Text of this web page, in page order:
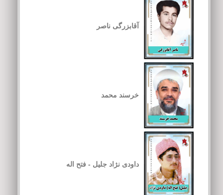
آقابزرگی ناصر
خرسند محمد
داودی نژاد جلیل - فتح اله